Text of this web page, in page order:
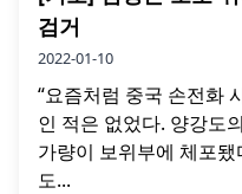
검거
2022-01-10
“요즘처럼 중국 손전화
인 적은 없었다. 양강도
가량이 보위부에 체포
도...